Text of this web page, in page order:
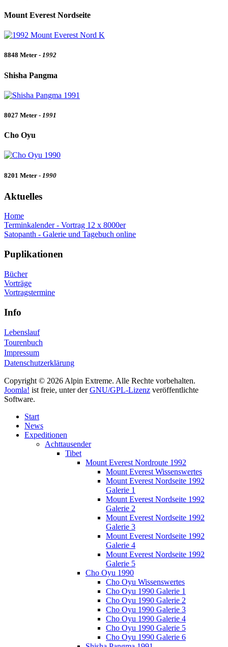
Mount Everest Nordseite
8848 Meter - 1992
Shisha Pangma
8027 Meter - 1991
Cho Oyu
8201 Meter - 1990
Aktuelles
Home
Terminkalender - Vortrag 12 x 8000er
Satopanth - Galerie und Tagebuch online
Puplikationen
Bücher
Vorträge
Vortragstermine
Info
Lebenslauf
Tourenbuch
Impressum
Datenschutzerklärung
Copyright © 2026 Alpin Extreme. Alle Rechte vorbehalten.
Joomla! ist freie, unter derGNU/GPL-Lizenz veröffentlichte
Software.
Start
News
Expeditionen
Achttausender
Tibet
Mount Everest Nordroute 1992
Mount Everest Wissenswertes
Mount Everest Nordseite 1992
Galerie 1
Mount Everest Nordseite 1992
Galerie 2
Mount Everest Nordseite 1992
Galerie 3
Mount Everest Nordseite 1992
Galerie 4
Mount Everest Nordseite 1992
Galerie 5
Cho Oyu 1990
Cho Oyu Wissenswertes
Cho Oyu 1990 Galerie 1
Cho Oyu 1990 Galerie 2
Cho Oyu 1990 Galerie 3
Cho Oyu 1990 Galerie 4
Cho Oyu 1990 Galerie 5
Cho Oyu 1990 Galerie 6